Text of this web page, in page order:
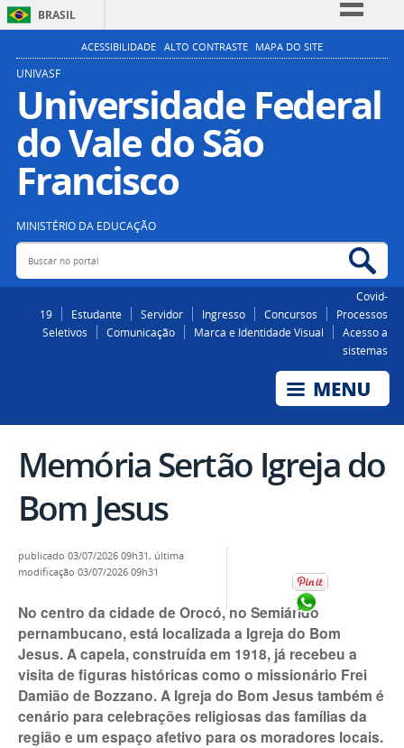
BRASIL
Simplifique!
Participe
Acesso à informação
Legislação
ACESSIBILIDADE ALTO CONTRASTE MAPA DO SITE
UNIVASF
Universidade Federal
do Vale do São
Francisco
MINISTÉRIO DA EDUCAÇÃO
Buscar no portal
Covid-
19
Estudante Servidor Ingresso Concursos
Processos
Seletivos
Comunicação Marca e Identidade Visual
Acesso a
sistemas
Memória Sertão Igreja do
Bom Jesus
publicado 03/07/2026 09h31, última
modificação 03/07/2026 09h31
No centro da cidade de Orocó, no Semiárido
pernambucano, está localizada a Igreja do Bom
Jesus. A capela, construída em 1918, já recebeu a
visita de figuras históricas como o missionário Frei
Damião de Bozzano. A Igreja do Bom Jesus também é
cenário para celebrações religiosas das famílias da
região e um espaço afetivo para os moradores locais.